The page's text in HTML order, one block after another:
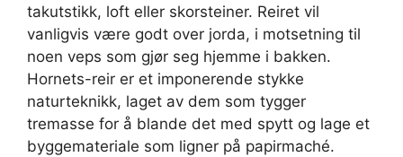
takutstikk, loft eller skorsteiner. Reiret vil
vanligvis være godt over jorda, i motsetning til
noen veps som gjør seg hjemme i bakken.
Hornets-reir er et imponerende stykke
naturteknikk, laget av dem som tygger
tremasse for å blande det med spytt og lage et
byggemateriale som ligner på papirmaché.